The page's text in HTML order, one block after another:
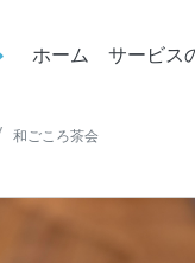
ホーム サービス
和ごころ茶会